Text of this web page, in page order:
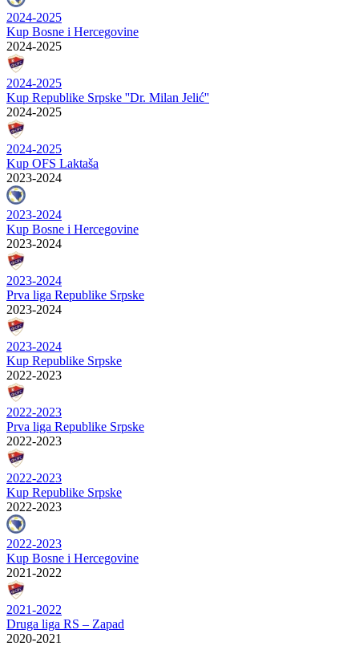
2024-2025
Kup Bosne i Hercegovine
2024-2025
2024-2025
Kup Republike Srpske ''Dr. Milan Jelić''
2024-2025
2024-2025
Kup OFS Laktaša
2023-2024
2023-2024
Kup Bosne i Hercegovine
2023-2024
2023-2024
Prva liga Republike Srpske
2023-2024
2023-2024
Kup Republike Srpske
2022-2023
2022-2023
Prva liga Republike Srpske
2022-2023
2022-2023
Kup Republike Srpske
2022-2023
2022-2023
Kup Bosne i Hercegovine
2021-2022
2021-2022
Druga liga RS – Zapad
2020-2021